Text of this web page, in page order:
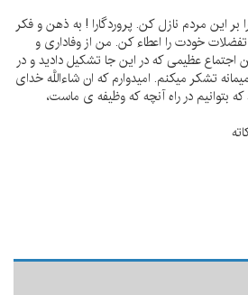
بر اين مردم نازل كن. پروردگارا ! به ذهن و فكر
خودت را اعطاء كن. من از وفادارى و
عظيمى كه در اين جا تشكيل داديد و در
تشكر ميكنم. اميدوارم كه ان شاءاللَّه خداى
بتوانيم در راه آنچه كه وظيفه ى ماست،